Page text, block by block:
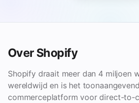
Over Shopify
Shopify draait meer dan 4 miljoen
wereldwijd en is het
commerceplatform voor direct-to-